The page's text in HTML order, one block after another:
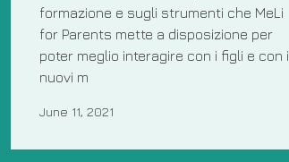
formazione e sugli strumenti che MeLi
for Parents mette a disposizione per
poter meglio interagire con i figli e con i
nuovi m
June 11, 2021